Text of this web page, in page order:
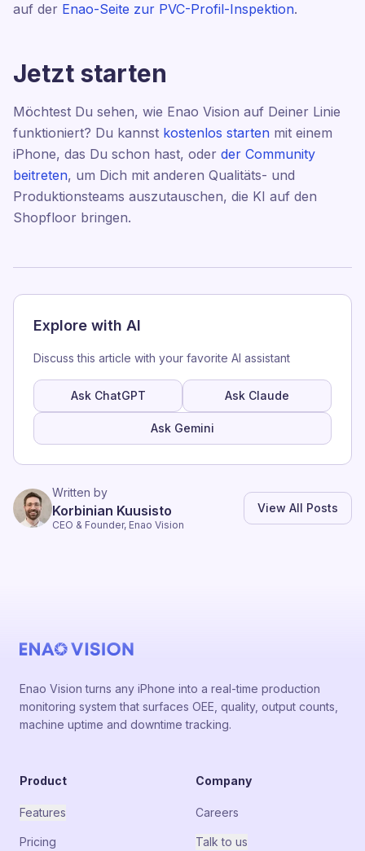
auf der Enao-Seite zur PVC-Profil-Inspektion.
Jetzt starten
Möchtest Du sehen, wie Enao Vision auf Deiner Linie
funktioniert? Du kannst kostenlos starten mit einem
iPhone, das Du schon hast, oder der Community
beitreten, um Dich mit anderen Qualitäts- und
Produktionsteams auszutauschen, die KI auf den
Shopfloor bringen.
Explore with AI
Discuss this article with your favorite AI assistant
Ask ChatGPT Ask Claude
Ask Gemini
Written by
Korbinian Kuusisto
CEO & Founder, Enao Vision
View All Posts
Enao Vision turns any iPhone into a real-time production
monitoring system that surfaces OEE, quality, output counts,
machine uptime and downtime tracking.
Product
Features
Pricing
Company
Careers
Talk to us